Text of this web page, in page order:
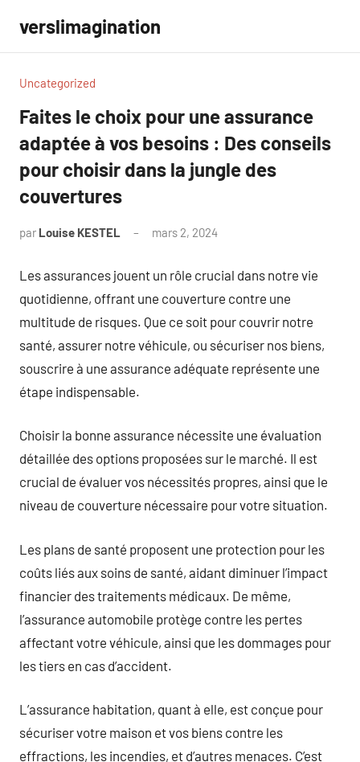
contenu
verslimagination
Uncategorized
Faites le choix pour une assurance
adaptée à vos besoins : Des conseils
pour choisir dans la jungle des
couvertures
par Louise KESTEL mars 2, 2024
Les assurances jouent un rôle crucial dans notre vie
quotidienne, offrant une couverture contre une
multitude de risques. Que ce soit pour couvrir notre
santé, assurer notre véhicule, ou sécuriser nos biens,
souscrire à une assurance adéquate représente une
étape indispensable.
Choisir la bonne assurance nécessite une évaluation
détaillée des options proposées sur le marché. Il est
crucial de évaluer vos nécessités propres, ainsi que le
niveau de couverture nécessaire pour votre situation.
Les plans de santé proposent une protection pour les
coûts liés aux soins de santé, aidant diminuer l’impact
financier des traitements médicaux. De même,
l’assurance automobile protège contre les pertes
affectant votre véhicule, ainsi que les dommages pour
les tiers en cas d’accident.
L’assurance habitation, quant à elle, est conçue pour
sécuriser votre maison et vos biens contre les
effractions, les incendies, et d’autres menaces. C’est